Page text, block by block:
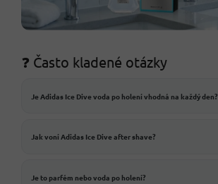
❓ Často kladené otázky
Je Adidas Ice Dive voda po holení vhodná na každý den?
Jak voní Adidas Ice Dive after shave?
Je to parfém nebo voda po holení?